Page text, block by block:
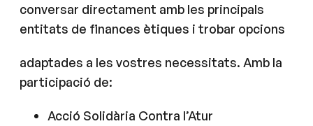
conversar directament amb les principals
entitats de finances ètiques i trobar opcions
adaptades a les vostres necessitats. Amb la
participació de:
Acció Solidària Contra l’Atur